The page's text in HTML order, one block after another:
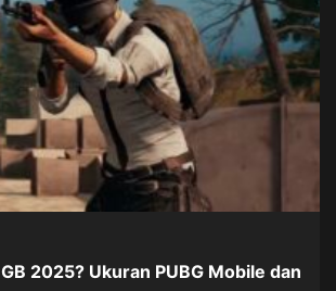
2025? Ukuran PUBG Mobile dan